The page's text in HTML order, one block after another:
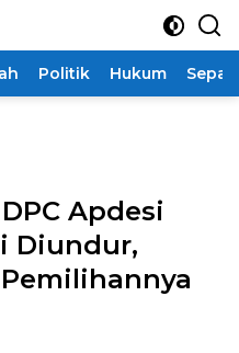
Politik Hukum
Apdesi
Diundur,